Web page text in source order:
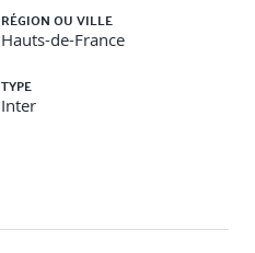
RÉGION OU VILLE
Hauts-de-France
TYPE
Inter